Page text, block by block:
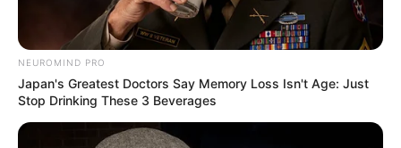
NEUROMIND PRO
Japan's Greatest Doctors Say Memory Loss Isn't Age: Just
Stop Drinking These 3 Beverages